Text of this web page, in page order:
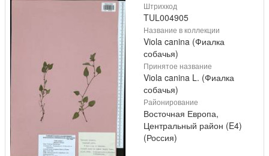
Штрихкод
TUL004905
Название в коллекции
Viola canina (Фиалка
собачья)
Принятое название
Viola canina L. (Фиалка
собачья)
Районирование
Восточная Европа,
Центральный район (E4)
(Россия)